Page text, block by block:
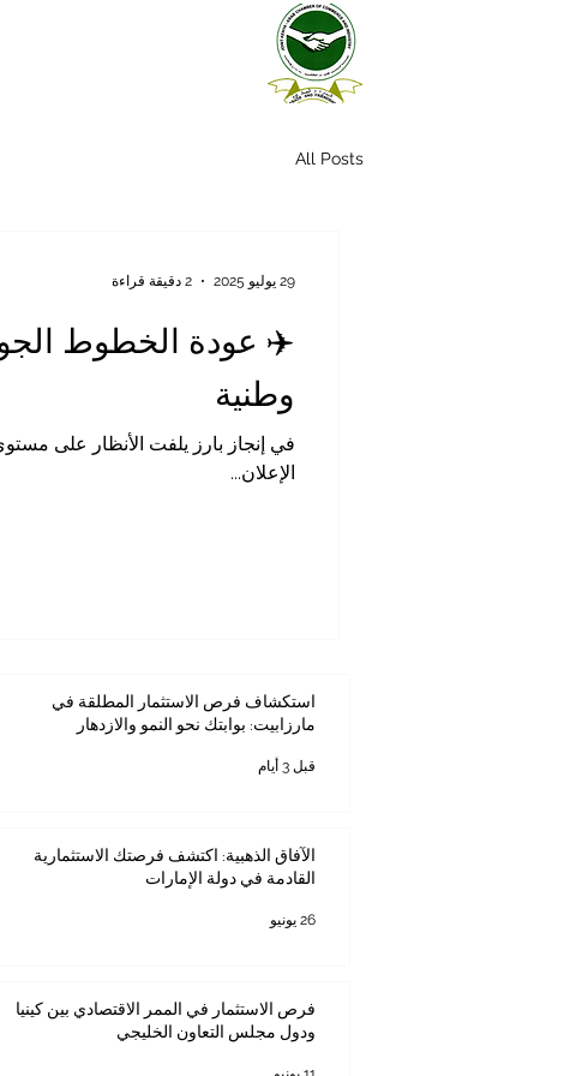
All Posts
✈️ عودة الخطوط
وطنية
الإعلان...
29 يوليو 2025 2 دقيقة قراءة
استكشاف فرص الاستثمار المطلقة في
مارزابيت: بوابتك نحو النمو والازدهار
قبل 3 أيام
الآفاق الذهبية: اكتشف فرصتك الاستثمارية
القادمة في دولة الإمارات
26 يونيو
فرص الاستثمار في الممر الاقتصادي بين كينيا
ودول مجلس التعاون الخليجي